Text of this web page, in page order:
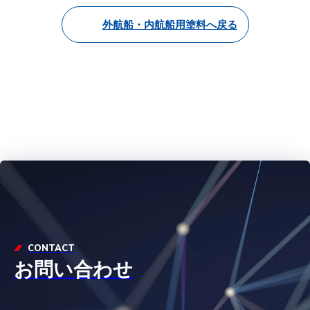
外航船・内航船用塗料へ戻る
CONTACT
お問い合わせ